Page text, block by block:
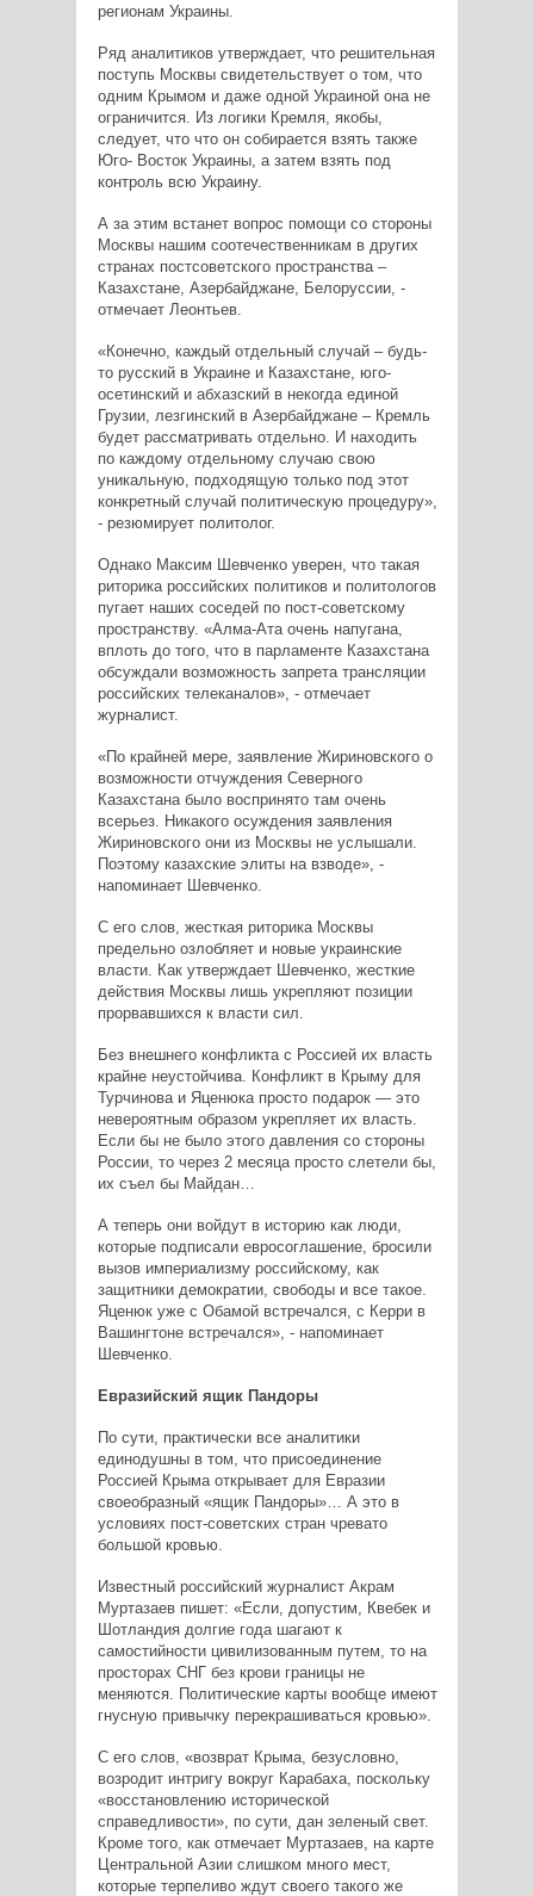
регионам Украины.
Ряд аналитиков утверждает, что решительная
поступь Москвы свидетельствует о том, что
одним Крымом и даже одной Украиной она не
ограничится. Из логики Кремля, якобы,
следует, что что он собирается взять также
Юго- Восток Украины, а затем взять под
контроль всю Украину.
А за этим встанет вопрос помощи со стороны
Москвы нашим соотечественникам в других
странах постсоветского пространства –
Казахстане, Азербайджане, Белоруссии, -
отмечает Леонтьев.
«Конечно, каждый отдельный случай – будь-
то русский в Украине и Казахстане, юго-
осетинский и абхазский в некогда единой
Грузии, лезгинский в Азербайджане – Кремль
будет рассматривать отдельно. И находить
по каждому отдельному случаю свою
уникальную, подходящую только под этот
конкретный случай политическую процедуру»,
- резюмирует политолог.
Однако Максим Шевченко уверен, что такая
риторика российских политиков и политологов
пугает наших соседей по пост-советскому
пространству. «Алма-Ата очень напугана,
вплоть до того, что в парламенте Казахстана
обсуждали возможность запрета трансляции
российских телеканалов», - отмечает
журналист.
«По крайней мере, заявление Жириновского о
возможности отчуждения Северного
Казахстана было воспринято там очень
всерьез. Никакого осуждения заявления
Жириновского они из Москвы не услышали.
Поэтому казахские элиты на взводе», -
напоминает Шевченко.
С его слов, жесткая риторика Москвы
предельно озлобляет и новые украинские
власти. Как утверждает Шевченко, жесткие
действия Москвы лишь укрепляют позиции
прорвавшихся к власти сил.
Без внешнего конфликта с Россией их власть
крайне неустойчива. Конфликт в Крыму для
Турчинова и Яценюка просто подарок — это
невероятным образом укрепляет их власть.
Если бы не было этого давления со стороны
России, то через 2 месяца просто слетели бы,
их съел бы Майдан…
А теперь они войдут в историю как люди,
которые подписали евросоглашение, бросили
вызов империализму российскому, как
защитники демократии, свободы и все такое.
Яценюк уже с Обамой встречался, с Керри в
Вашингтоне встречался», - напоминает
Шевченко.
Евразийский ящик Пандоры
По сути, практически все аналитики
единодушны в том, что присоединение
Россией Крыма открывает для Евразии
своеобразный «ящик Пандоры»… А это в
условиях пост-советских стран чревато
большой кровью.
Известный российский журналист Акрам
Муртазаев пишет: «Если, допустим, Квебек и
Шотландия долгие года шагают к
самостийности цивилизованным путем, то на
просторах СНГ без крови границы не
меняются. Политические карты вообще имеют
гнусную привычку перекрашиваться кровью».
С его слов, «возврат Крыма, безусловно,
возродит интригу вокруг Карабаха, поскольку
«восстановлению исторической
справедливости», по сути, дан зеленый свет.
Кроме того, как отмечает Муртазаев, на карте
Центральной Азии слишком много мест,
которые терпеливо ждут своего такого же